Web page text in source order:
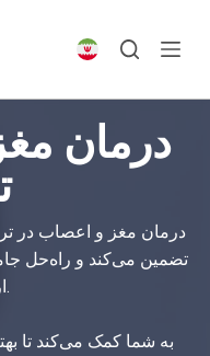
درمان
درمان مغز و اعصاب در
تضمین می‌کند و راه‌حل
ارائه می‌دهد.